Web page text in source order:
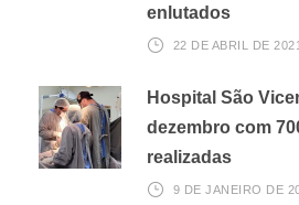
enlutados
22 DE ABRIL DE 2021
Hospital São
dezembro com
realizadas
9 DE JANEIRO DE